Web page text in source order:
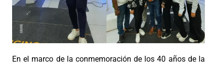
En el marco de la conmemoración de los 40 años de la